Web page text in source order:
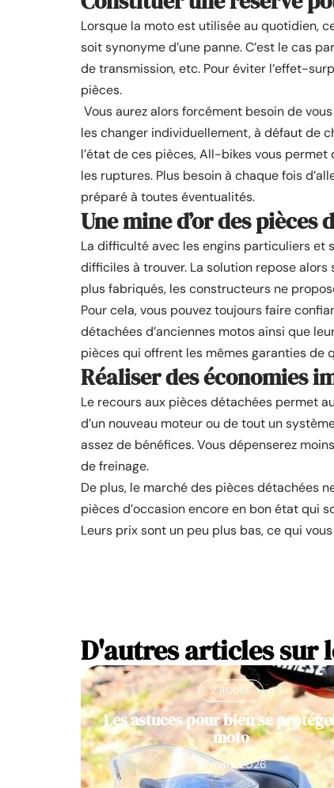
Lorsque la moto est utilisée au quotidien,
soit synonyme d’une panne. C’est le cas
de transmission, etc. Pour éviter l’effet-
pièces.
Vous aurez alors forcément besoin de
les changer individuellement, à défaut de
l’état de ces pièces, All-bikes vous
les ruptures. Plus besoin à chaque fois
préparé à toutes éventualités.
Une mine d’or des pièces
La difficulté avec les engins particuliers et
difficiles à trouver. La solution repose
plus fabriqués, les constructeurs ne
Pour cela, vous pouvez toujours faire
détachées d’anciennes motos ainsi que
pièces qui offrent les mêmes garanties de
Réaliser des économies
Le recours aux pièces détachées permet
d’un nouveau moteur ou de tout un
assez de bénéfices. Vous dépenserez
de freinage.
De plus, le marché des pièces détachées
pièces d’occasion encore en bon état qui
Leurs prix sont un peu plus bas, ce qui
D'autres articles sur
2 ROUES
Les astuces pour bien se
moto
10 mars 2026